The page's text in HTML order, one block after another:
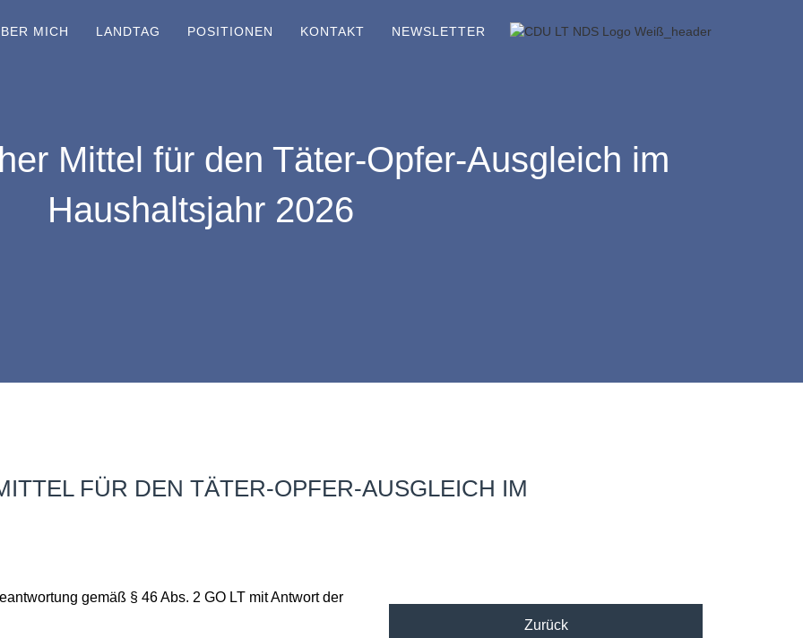
MICH LANDTAG POSITIONEN KONTAKT NEWSLETTER
Mittel für den Täter-Opfer-Ausgleich im
Haushaltsjahr 2026
FÜR DEN TÄTER-OPFER-AUSGLEICH IM
gemäß § 46 Abs. 2 GO LT mit Antwort der
Zurück